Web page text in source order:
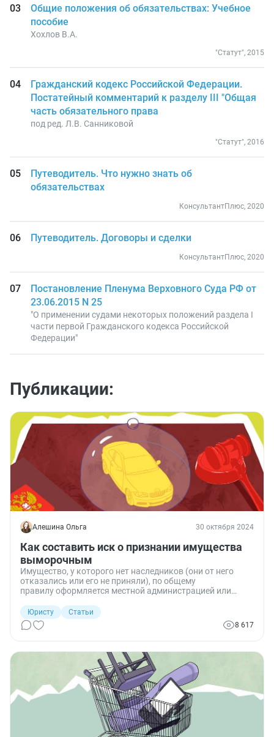
Общие положения об обязательствах: Учебное
пособие
Хохлов В.А.
"Статут", 2015
Гражданский кодекс Российской Федерации.
Постатейный комментарий к разделу III "Общая
часть обязательного права
под ред. Л.В. Санниковой
"Статут", 2016
Путеводитель. Что нужно знать об
обязательствах
КонсультантПлюс, 2020
Путеводитель. Договоры и сделки
КонсультантПлюс, 2020
Постановление Пленума Верховного Суда РФ от
23.06.2015 N 25
"О применении судами некоторых положений раздела I
части первой Гражданского кодекса Российской
Федерации"
Публикации:
Алешина Ольга 30 октября 2024
Как составить иск о признании имущества
выморочным
Имущество, у которого нет наследников (они от него
отказались или его не приняли), по общему
правилу оформляется местной администрацией или
праве на наследство нотариусом. Но в ряде случаев
потребуется обращение в суд. Разберем, как составить
исковое заявление о признании имущества выморочным
Юристу
Статьи
8 617